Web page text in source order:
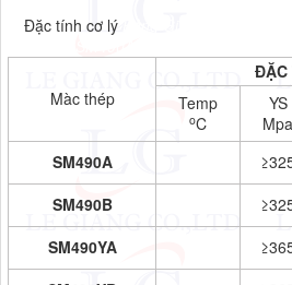
Đặc tính cơ lý
Màc thép
ĐẶC
Temp
oC
YS
Mpa
SM490A
SM490B
SM490YA